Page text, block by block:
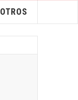
OTROS